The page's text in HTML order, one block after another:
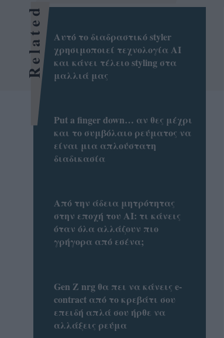
Related
Αυτό το διαδραστικό styler
χρησιμοποιεί τεχνολογία AI
και κάνει τέλειο styling στα
μαλλιά μας
Put a finger down… αν θες μέχρι
και το συμβόλαιο ρεύματος να
είναι μια απλούστατη
διαδικασία
Από την άδεια μητρότητας
στην εποχή του AI: τι κάνεις
όταν όλα αλλάζουν πιο
γρήγορα από εσένα;
Gen Z nrg θα πει να κάνεις e-
contract από το κρεβάτι σου
επειδή απλά σου ήρθε να
αλλάξεις ρεύμα